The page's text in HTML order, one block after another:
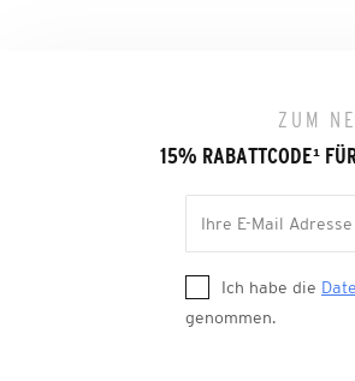
ZUM
15% RABATTCODE¹
Ich habe die
genommen.